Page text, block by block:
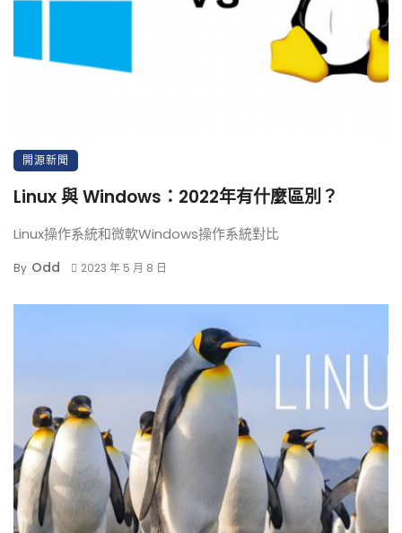
開源新聞
Linux 與 Windows：2022年有什麼區別？
Linux操作系統和微軟Windows操作系統對比
By Odd 2023 年 5 月 8 日